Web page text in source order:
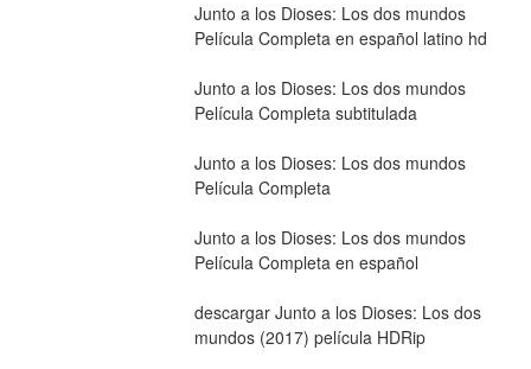
Junto a los Dioses: Los dos mundos
Película Completa en español latino hd
Junto a los Dioses: Los dos mundos
Película Completa subtitulada
Junto a los Dioses: Los dos mundos
Película Completa
Junto a los Dioses: Los dos mundos
Película Completa en español
descargar Junto a los Dioses: Los dos
mundos (2017) película HDRip